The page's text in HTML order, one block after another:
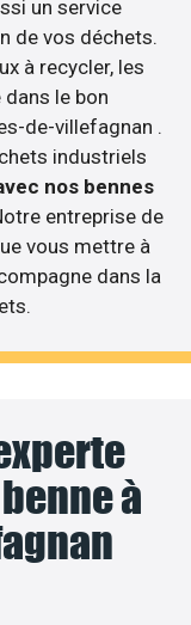
un service
de vos déchets.
à recycler, les
le bon
de-villefagnan .
industriels
nos bennes
entreprise de
vous mettre à
dans la
à